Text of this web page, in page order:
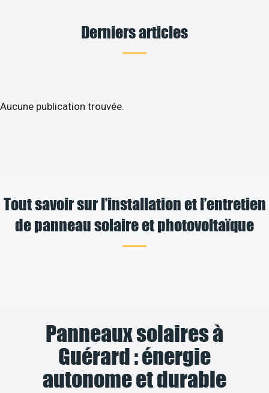
Derniers articles
Aucune publication trouvée.
Tout savoir sur l’installation et l’entretien
de panneau solaire et photovoltaïque
Panneaux solaires à
Guérard : énergie
autonome et durable